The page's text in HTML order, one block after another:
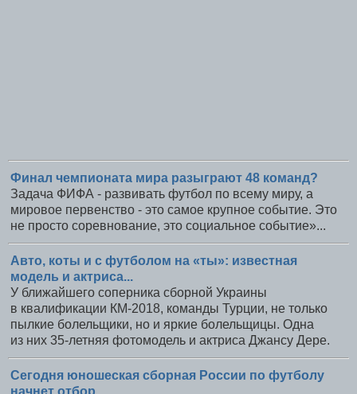
Финал чемпионата мира разыграют 48 команд?
Задача ФИФА - развивать футбол по всему миру, а
мировое первенство - это самое крупное событие. Это
не просто соревнование, это социальное событие»...
Авто, коты и с футболом на «ты»: известная
модель и актриса...
У ближайшего соперника сборной Украины
в квалификации КМ-2018, команды Турции, не только
пылкие болельщики, но и яркие болельщицы. Одна
из них 35-летняя фотомодель и актриса Джансу Дере.
Сегодня юношеская сборная России по футболу
начнет отбор...